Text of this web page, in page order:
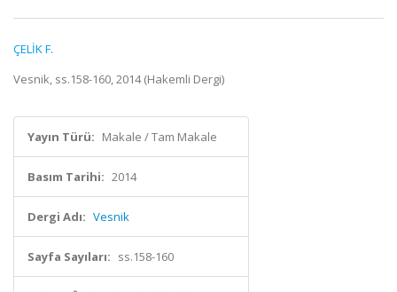
ÇELİK F.
Vesnik, ss.158-160, 2014 (Hakemli Dergi)
Yayın Türü: Makale / Tam Makale
Basım Tarihi: 2014
Dergi Adı: Vesnik
Sayfa Sayıları: ss.158-160